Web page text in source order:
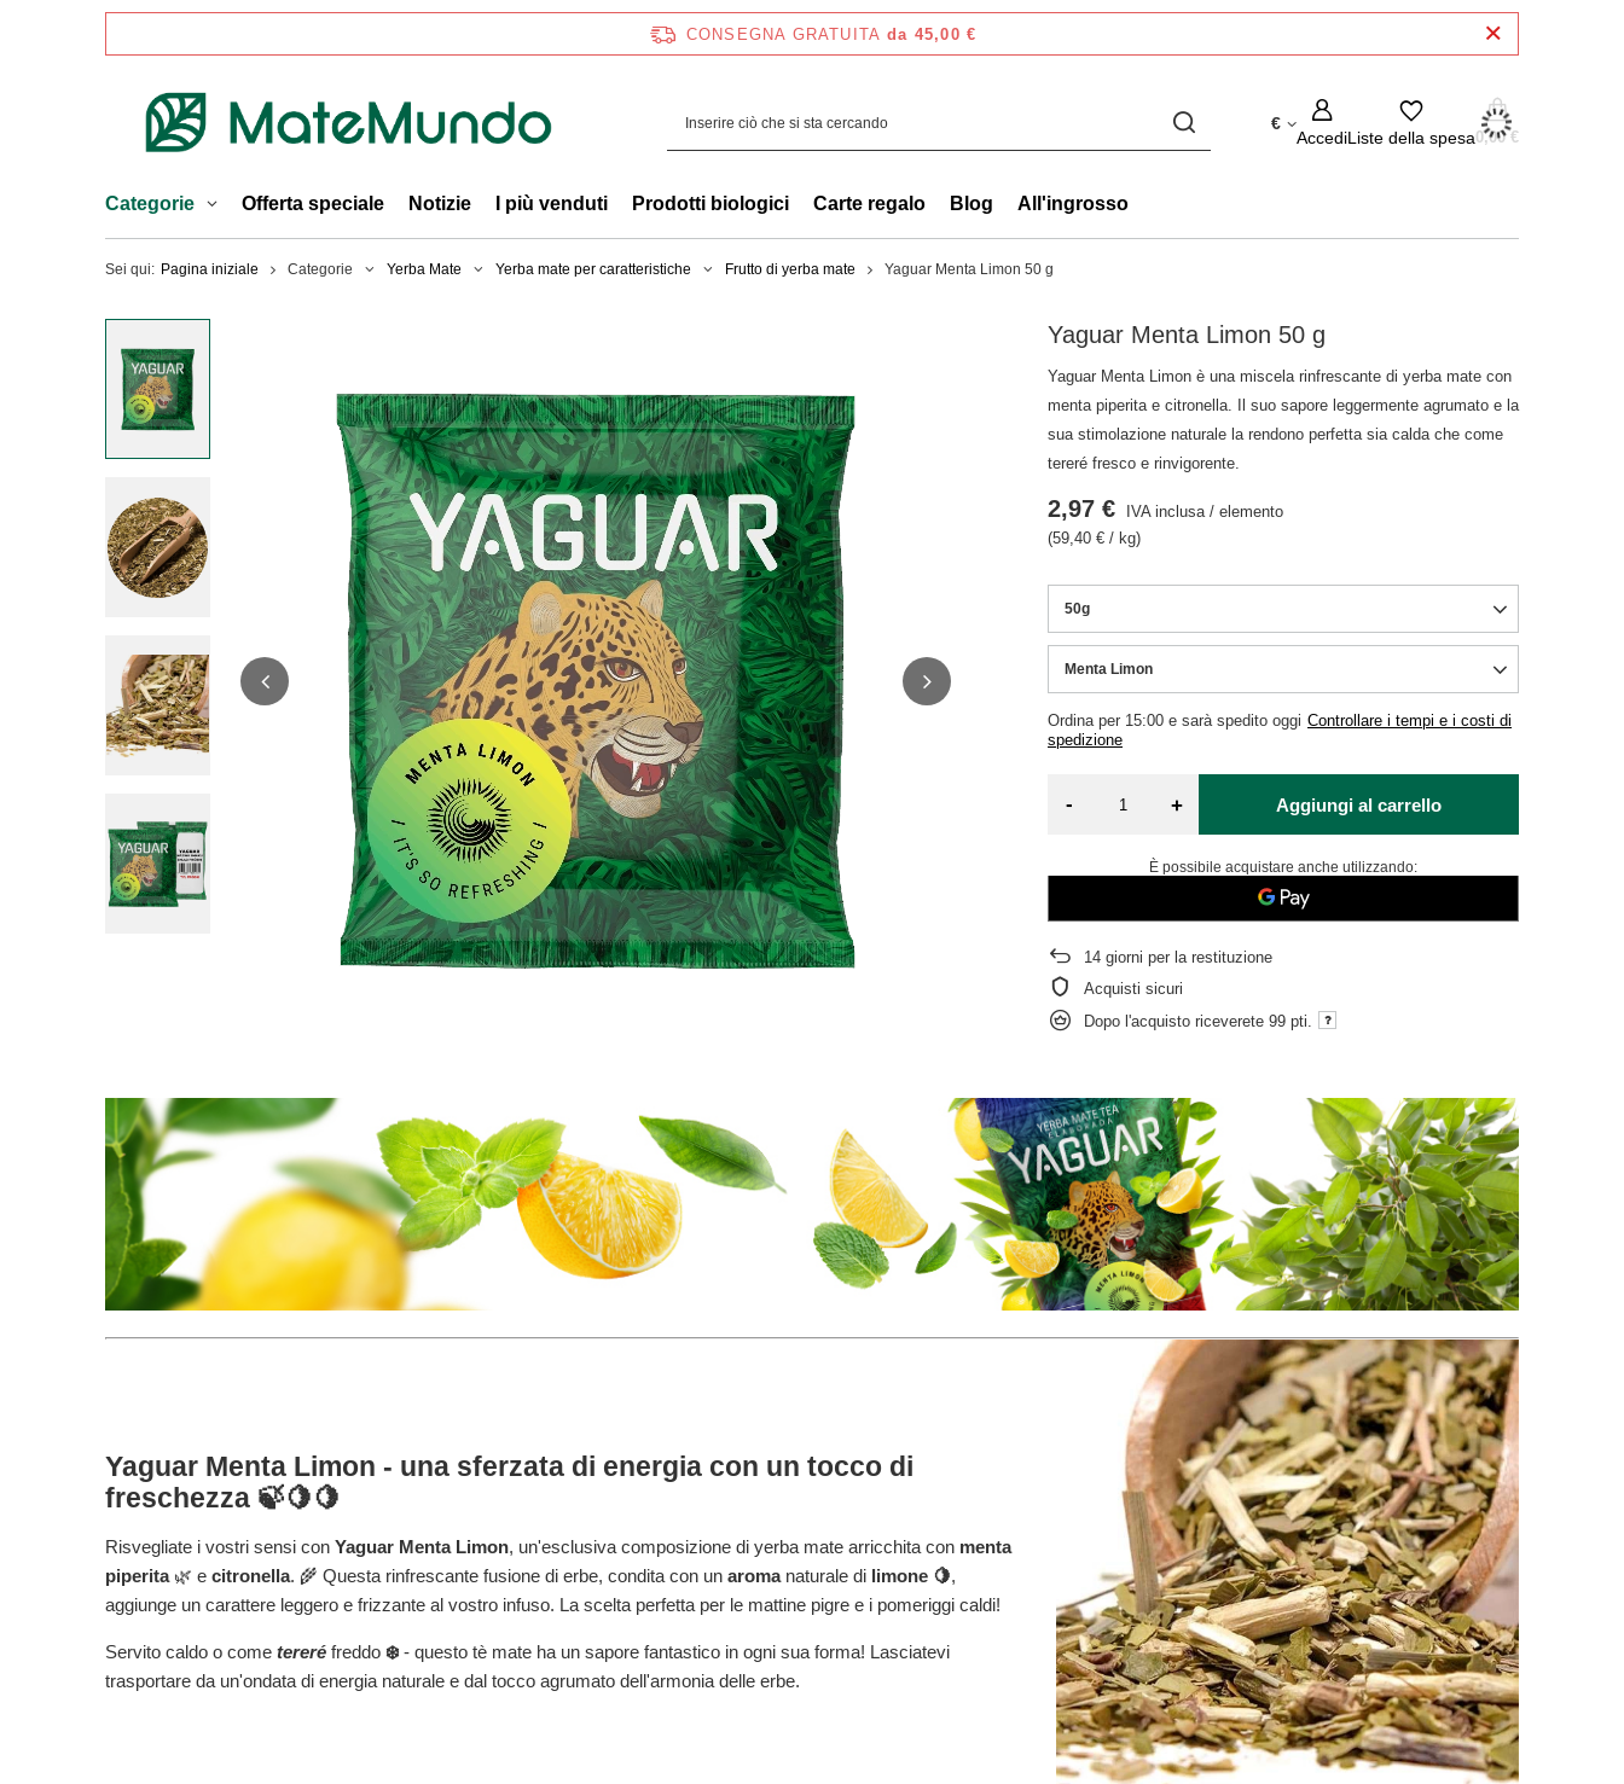
CONSEGNA GRATUITA da 45,00 €
€
AccediListe della spesa0,00 €
Categorie Offerta speciale Notizie I più venduti Prodotti biologici Carte regalo Blog All'ingrosso
Sei qui: Pagina iniziale Categorie Yerba Mate Yerba mate per caratteristiche Frutto di yerba mate Yaguar Menta Limon 50 g
Yaguar Menta Limon 50 g
Yaguar Menta Limon è una miscela rinfrescante di yerba mate con
menta piperita e citronella. Il suo sapore leggermente agrumato e la
sua stimolazione naturale la rendono perfetta sia calda che come
tereré fresco e rinvigorente.
50g
Menta Limon
Ordina per 15:00 e sarà spedito oggi Controllare i tempi e i costi di
spedizione
2,97 € IVA inclusa/elemento
(59,40 € / kg)
- + Aggiungi al carrello
È possibile acquistare anche utilizzando:
14 giorni per la restituzione
Acquisti sicuri
Dopo l'acquisto riceverete99 pti.
Yaguar Menta Limon - una sferzata di energia con un tocco di
freschezza 🍃🍋🍋
Risvegliate i vostri sensi con Yaguar Menta Limon, un'esclusiva composizione di yerba mate arricchita con menta
piperita🌿 e citronella. 🌾 Questa rinfrescante fusione di erbe, condita con un aromanaturale di limone 🍋,
aggiunge un carattere leggero e frizzante al vostro infuso. La scelta perfetta per le mattine pigre e i pomeriggi caldi!
Servito caldo o come tereré freddo ❄️ - questo tè mate ha un sapore fantastico in ogni sua forma! Lasciatevi
trasportare da un'ondata di energia naturale e dal tocco agrumato dell'armonia delle erbe.